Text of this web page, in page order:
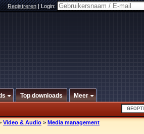
Registreren|Login:
Top downloads Meer
Video & Audio > Media management